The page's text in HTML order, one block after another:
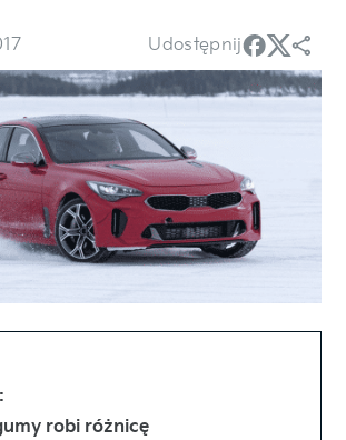
Udostępnij
robi różnicę